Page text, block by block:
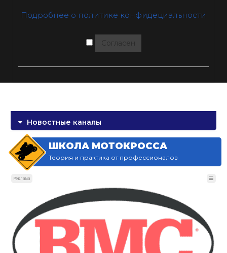
Подробнее о политике конфидециальности
Согласен
Новостные каналы
ШКОЛА МОТОКРОССА
Теория и практика от профессионалов
Реклама ☰